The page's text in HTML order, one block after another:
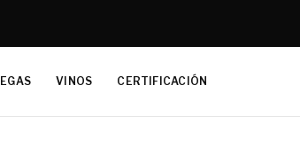
VINOS CERTIFICACIÓN